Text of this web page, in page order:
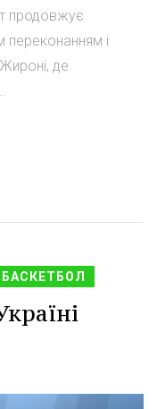
продовжує
переконанням і
де
БАСКЕТБОЛ